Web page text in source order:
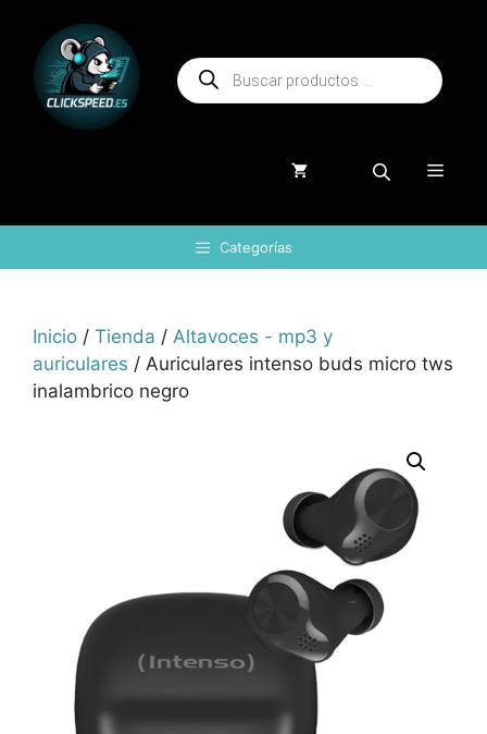
contenido
Búsqueda
de
productos
Menú
Categorías
Inicio / Tienda / Altavoces - mp3 y
auriculares / Auriculares intenso buds micro tws
inalambrico negro